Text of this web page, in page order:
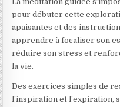
pour débuter cette
apaisantes et des
apprendre à focaliser son
réduire son stress et
la vie.
Des exercices simples de
l’inspiration et l’expiration,